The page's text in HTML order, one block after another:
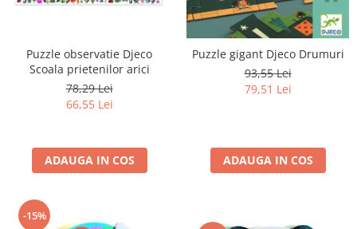
Puzzle observatie Djeco
Scoala prietenilor arici
78,29 Lei
66,55 Lei
ADAUGA IN COS
Puzzle gigant Djeco Drumuri
93,55 Lei
79,51 Lei
ADAUGA IN COS
-15%